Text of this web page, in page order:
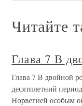
Читайте
Глава 7 В
Глава 7 В двойной
десятилетний
Норвегией особым